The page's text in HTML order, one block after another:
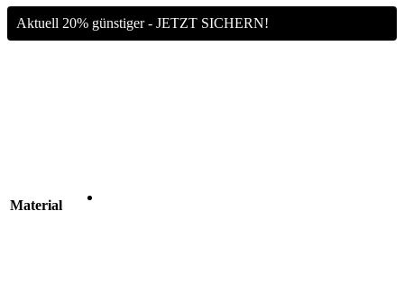
Aktuell 20% günstiger - JETZT SICHERN!
Material